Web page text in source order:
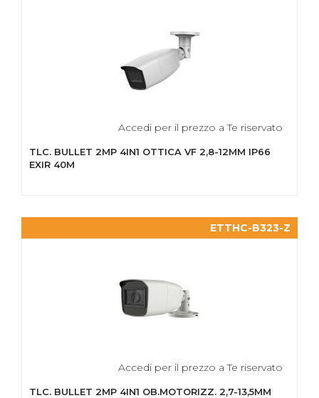
Accedi per il prezzo a Te riservato
TLC. BULLET 2MP 4IN1 OTTICA VF 2,8-12MM IP66
EXIR 40M
ETTHC-B323-Z
Accedi per il prezzo a Te riservato
TLC. BULLET 2MP 4IN1 OB.MOTORIZZ. 2,7-13,5MM